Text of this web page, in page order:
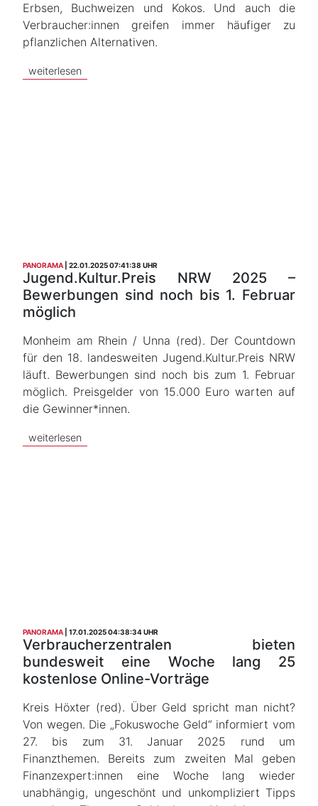
Erbsen, Buchweizen und Kokos. Und auch die
Verbraucher:innen greifen immer häufiger zu
pflanzlichen Alternativen.
weiterlesen
PANORAMA 22.01.2025 07:41:38 UHR
Jugend.Kultur.Preis NRW 2025 –
Bewerbungen sind noch bis 1. Februar
möglich
Monheim am Rhein / Unna (red). Der Countdown
für den 18. landesweiten Jugend.Kultur.Preis NRW
läuft. Bewerbungen sind noch bis zum 1. Februar
möglich. Preisgelder von 15.000 Euro warten auf
die Gewinner*innen.
weiterlesen
PANORAMA 17.01.2025 04:38:34 UHR
Verbraucherzentralen bieten
bundesweit eine Woche lang 25
kostenlose Online-Vorträge
Kreis Höxter (red). Über Geld spricht man nicht?
Von wegen. Die „Fokuswoche Geld“ informiert vom
27. bis zum 31. Januar 2025 rund um
Finanzthemen. Bereits zum zweiten Mal geben
Finanzexpert:innen eine Woche lang wieder
unabhängig, ungeschönt und unkompliziert Tipps